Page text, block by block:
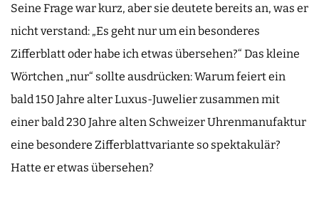
Seine Frage war kurz, aber sie deutete bereits an, was er
nicht verstand: „Es geht nur um ein besonderes
Zifferblatt oder habe ich etwas übersehen?“ Das kleine
Wörtchen „nur“ sollte ausdrücken: Warum feiert ein
bald 150 Jahre alter Luxus-Juwelier zusammen mit
einer bald 230 Jahre alten Schweizer Uhrenmanufaktur
eine besondere Zifferblattvariante so spektakulär?
Hatte er etwas übersehen?